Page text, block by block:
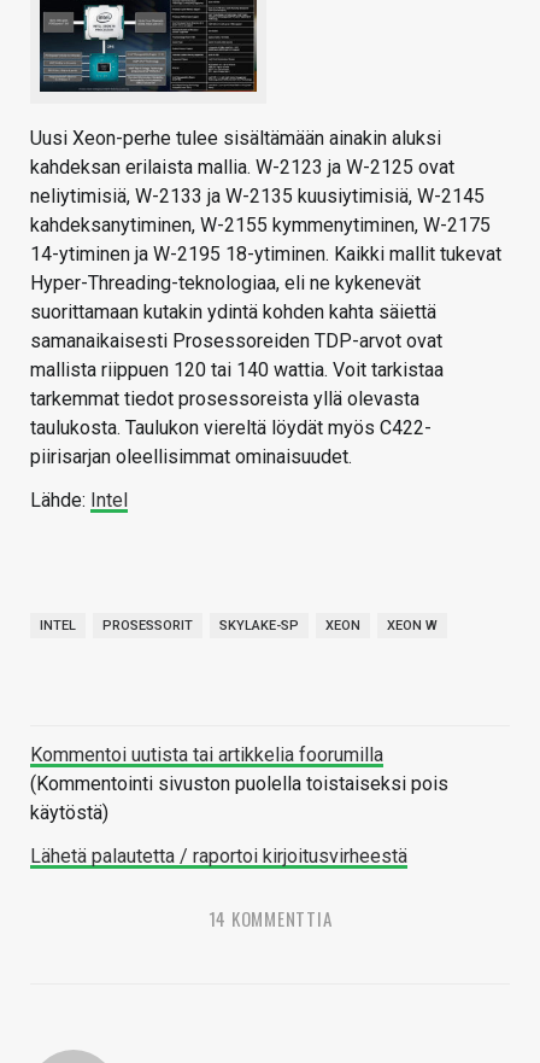
Uusi Xeon-perhe tulee sisältämään ainakin aluksi
kahdeksan erilaista mallia. W-2123 ja W-2125 ovat
neliytimisiä, W-2133 ja W-2135 kuusiytimisiä, W-2145
kahdeksanytiminen, W-2155 kymmenytiminen, W-2175
14-ytiminen ja W-2195 18-ytiminen. Kaikki mallit tukevat
Hyper-Threading-teknologiaa, eli ne kykenevät
suorittamaan kutakin ydintä kohden kahta säiettä
samanaikaisesti Prosessoreiden TDP-arvot ovat
mallista riippuen 120 tai 140 wattia. Voit tarkistaa
tarkemmat tiedot prosessoreista yllä olevasta
taulukosta. Taulukon viereltä löydät myös C422-
piirisarjan oleellisimmat ominaisuudet.
Lähde: Intel
INTEL PROSESSORIT SKYLAKE-SP XEON XEON W
Kommentoi uutista tai artikkelia foorumilla
(Kommentointi sivuston puolella toistaiseksi pois
käytöstä)
Lähetä palautetta / raportoi kirjoitusvirheestä
14 KOMMENTTIA